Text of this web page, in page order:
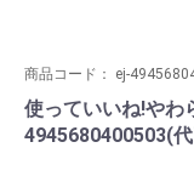
商品コード： ej-
使っていいね!やわ
4945680400503(